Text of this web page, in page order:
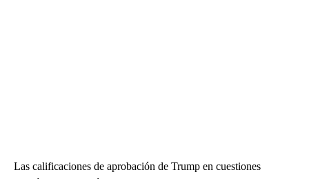
Las calificaciones de aprobación de Trump en cuestiones